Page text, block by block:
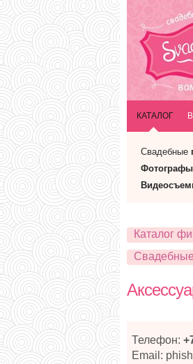
КАТАЛОГ
Свадебные
Фотографы
Каталог
Телефон:
Email: